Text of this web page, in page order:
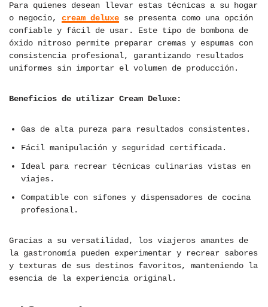
Para quienes desean llevar estas técnicas a su hogar
o negocio, cream deluxe se presenta como una opción
confiable y fácil de usar. Este tipo de bombona de
óxido nitroso permite preparar cremas y espumas con
consistencia profesional, garantizando resultados
uniformes sin importar el volumen de producción.
Beneficios de utilizar Cream Deluxe:
Gas de alta pureza para resultados consistentes.
Fácil manipulación y seguridad certificada.
Ideal para recrear técnicas culinarias vistas en
viajes.
Compatible con sifones y dispensadores de cocina
profesional.
Gracias a su versatilidad, los viajeros amantes de
la gastronomía pueden experimentar y recrear sabores
y texturas de sus destinos favoritos, manteniendo la
esencia de la experiencia original.